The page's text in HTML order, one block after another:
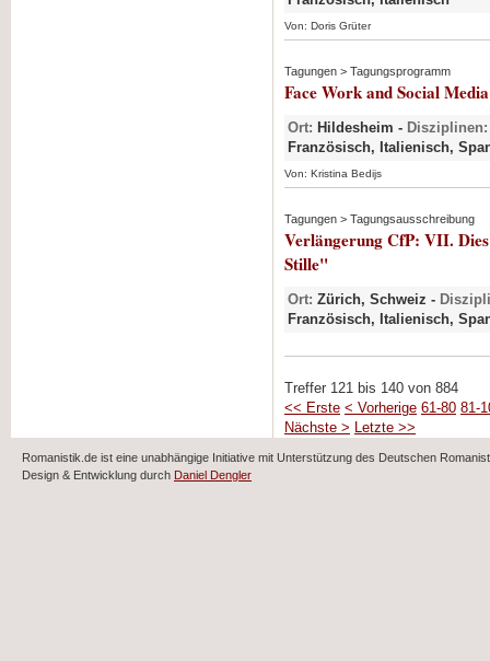
Von: Doris Grüter
Tagungen > Tagungsprogramm
Face Work and Social Media
Ort: Hildesheim - Disziplinen:
Französisch, Italienisch,
Von: Kristina Bedijs
Tagungen > Tagungsausschreibung
Verlängerung CfP: VII.
Stille"
Ort: Zürich, Schweiz -
Französisch, Italienisch,
Treffer 121 bis 140 von 884
<< Erste < Vorherige 61-80 81-
Nächste > Letzte >>
Romanistik.de ist eine unabhängige Initiative mit Unterstützung des Deutschen
Design & Entwicklung durch Daniel Dengler